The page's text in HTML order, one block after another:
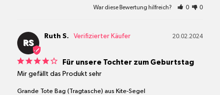
War diese Bewertung hilfreich? 0 0
RS
20.02.2024
Ruth S.
Für unsere Tochter zum Geburtstag
Mir gefällt das Produkt sehr
Grande Tote Bag (Tragtasche) aus Kite-Segel